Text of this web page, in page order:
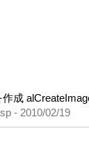
成
- 2010/02/19